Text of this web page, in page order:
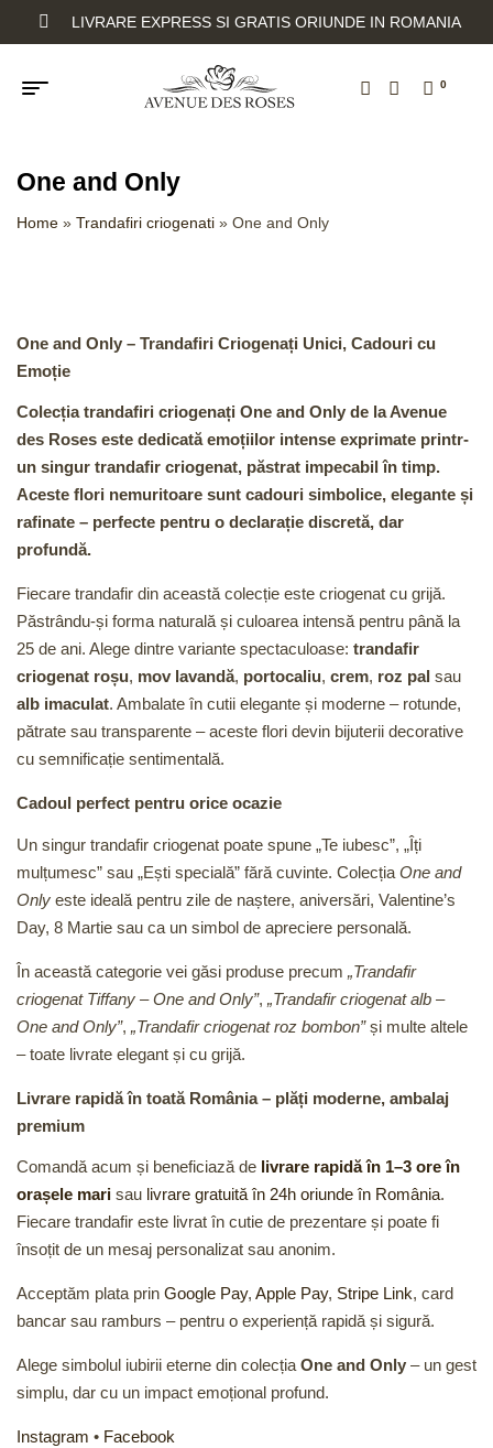
LIVRARE EXPRESS SI GRATIS ORIUNDE IN ROMANIA
0
One and Only
Home » Trandafiri criogenati » One and Only
One and Only – Trandafiri Criogenați Unici, Cadouri cu
Emoție
Colecțiatrandafiri criogenați One and Only de la Avenue
des Roses este dedicată emoțiilor intense exprimate printr-
un singur trandafir criogenat, păstrat impecabil în timp.
Aceste flori nemuritoare sunt cadouri simbolice, elegante și
rafinate – perfecte pentru o declarație discretă, dar
profundă.
Fiecare trandafir din această colecție este criogenat cu grijă.
Păstrându-și forma naturală și culoarea intensă pentru până la
25 de ani. Alege dintre variante spectaculoase: trandafir
criogenat roșu, mov lavandă, portocaliu, crem, roz pal sau
alb imaculat. Ambalate în cutii elegante și moderne – rotunde,
pătrate sau transparente – aceste flori devin bijuterii decorative
cu semnificație sentimentală.
Cadoul perfect pentru orice ocazie
Un singur trandafir criogenat poate spune „Te iubesc”, „Îți
mulțumesc” sau „Ești specială” fără cuvinte. Colecția One and
Only este ideală pentru zile de naștere, aniversări, Valentine’s
Day, 8 Martie sau ca un simbol de apreciere personală.
În această categorie vei găsi produse precum „Trandafir
criogenat Tiffany – One and Only”, „Trandafir criogenat alb –
One and Only”, „Trandafir criogenat roz bombon”și multe altele
– toate livrate elegant și cu grijă.
Livrare rapidă în toată România – plăți moderne, ambalaj
premium
Comandă acum și beneficiază de livrare rapidă în 1–3 ore în
orașele mari sau livrare gratuită în 24h oriunde în România.
Fiecare trandafir este livrat în cutie de prezentare și poate fi
însoțit de un mesaj personalizat sau anonim.
Acceptăm plata prin Google Pay, Apple Pay, Stripe Link, card
bancar sau ramburs – pentru o experiență rapidă și sigură.
Alege simbolul iubirii eterne din colecția One and Only – un gest
simplu, dar cu un impact emoțional profund.
Instagram • Facebook